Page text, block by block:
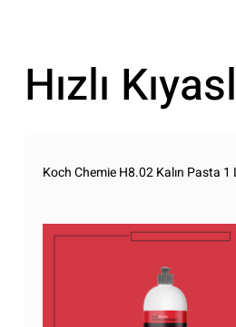
Hızlı
Koch Chemie H8.02 Kalın Pasta 1